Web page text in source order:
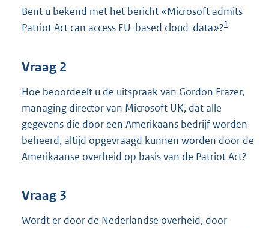
Bent u bekend met het bericht «Microsoft admits
Patriot Act can access EU-based cloud-data»?1
Vraag 2
Hoe beoordeelt u de uitspraak van Gordon Frazer,
managing director van Microsoft UK, dat alle
gegevens die door een Amerikaans bedrijf worden
beheerd, altijd opgevraagd kunnen worden door de
Amerikaanse overheid op basis van de Patriot Act?
Vraag 3
Wordt er door de Nederlandse overheid, door